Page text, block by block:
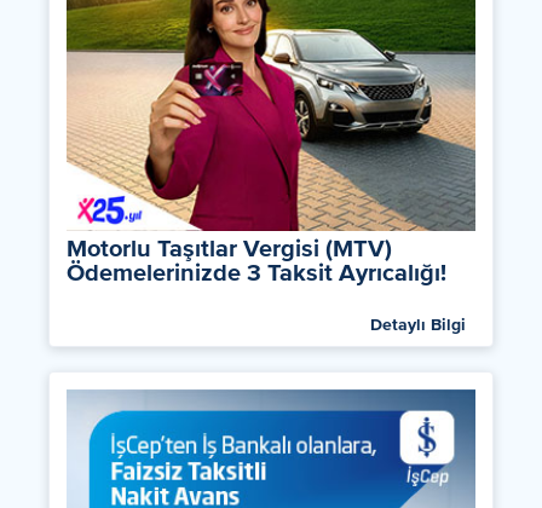
Motorlu Taşıtlar Vergisi (MTV)
Ödemelerinizde 3 Taksit Ayrıcalığı!
Detaylı Bilgi